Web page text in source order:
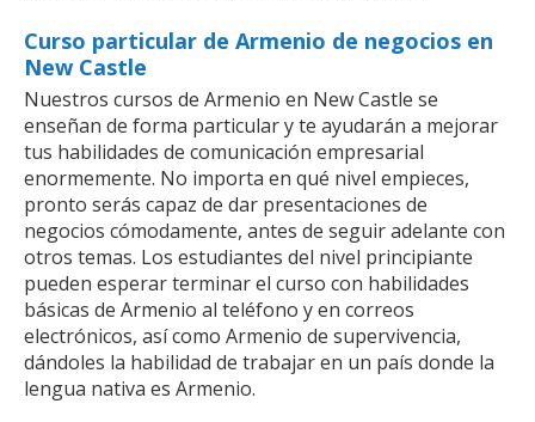
Curso particular de Armenio de negocios en
New Castle
Nuestros cursos de Armenio en New Castle se
enseñan de forma particular y te ayudarán a mejorar
tus habilidades de comunicación empresarial
enormemente. No importa en qué nivel empieces,
pronto serás capaz de dar presentaciones de
negocios cómodamente, antes de seguir adelante con
otros temas. Los estudiantes del nivel principiante
pueden esperar terminar el curso con habilidades
básicas de Armenio al teléfono y en correos
electrónicos, así como Armenio de supervivencia,
dándoles la habilidad de trabajar en un país donde la
lengua nativa es Armenio.